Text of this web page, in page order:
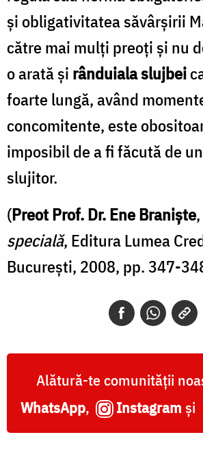
și obligativitatea săvârșirii
către mai mulți preoți și nu
o arată și rânduiala slujbei
foarte lungă, având
concomitente, este
imposibil de a fi făcută de
slujitor.
(Preot Prof. Dr. Ene Braniște,
specială, Editura Lumea
București, 2008, pp. 347-
Alătură-te comunității
WhatsApp, Instagram și